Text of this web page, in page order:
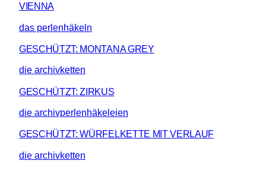
VIENNA
das perlenhäkeln
GESCHÜTZT: MONTANA GREY
die archivketten
GESCHÜTZT: ZIRKUS
die archivperlenhäkeleien
GESCHÜTZT: WÜRFELKETTE MIT VERLAUF
die archivketten